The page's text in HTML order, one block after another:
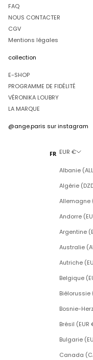
FAQ
NOUS CONTACTER
CGV
Mentions légales
collection
E-SHOP
PROGRAMME DE FIDÉLITÉ
VÉRONIKA LOUBRY
LA MARQUE
@ange.paris sur instagram
FR EUR €
Albanie
Allemagne
Andorre
Argentine
Australie
Autriche
Belgique
Biélorussie
Bosnie-
Brésil (EUR
Bulgarie
Canada